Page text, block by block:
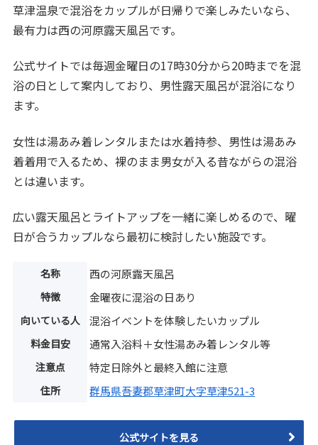
草津温泉で混浴をカップルが日帰りで楽しみたいなら、
最有力は西の河原露天風呂です。
公式サイトでは毎週金曜日の17時30分から20時までを混
浴の日として案内しており、男性露天風呂が混浴になり
ます。
女性は湯あみ着レンタルまたは水着持参、男性は湯あみ
着着用で入るため、裸のまま男女が入る昔ながらの混浴
とは違います。
広い露天風呂とライトアップを一緒に楽しめるので、曜
日が合うカップルなら最初に検討したい施設です。
名称 西の河原露天風呂
特徴 金曜夜に混浴の日あり
向いている人 混浴イベントを体験したいカップル
料金目安 通常入浴料＋女性湯あみ着レンタル等
注意点 特定日除外と最終入館に注意
住所 群馬県吾妻郡草津町大字草津521-3
公式サイトを見る